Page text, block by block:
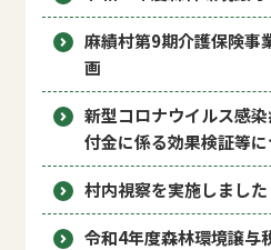
麻績村第9期介護保険事
画
新型コロナウイルス感
付金に係る効果検証等に
村内視察を実施しまし
令和4年度森林環境譲与